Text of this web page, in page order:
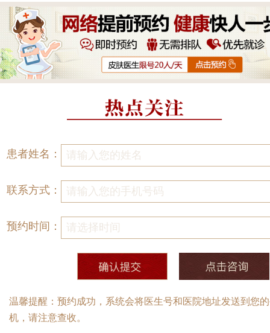
患者姓名：
联系方式：
预约时间：
温馨提醒：预约成功，系统会将医生号和医院地址发送到您
机，请注意查收。